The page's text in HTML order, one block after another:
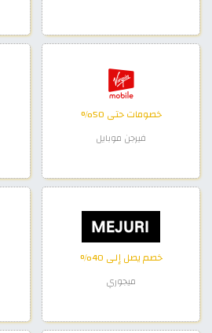
خصومات حتى 50%
فيرجن موبايل
خصم يصل إلى 40%
ميجوري